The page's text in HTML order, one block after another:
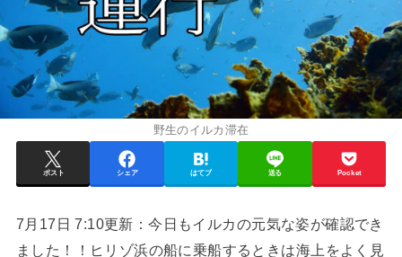
野生のイルカ滞在
ポスト シェア はてブ 送る Pocket
7月17日 7:10更新：今日もイルカの元気な姿が確認でき
ました！！ヒリゾ浜の船に乗船するときは海上をよく見